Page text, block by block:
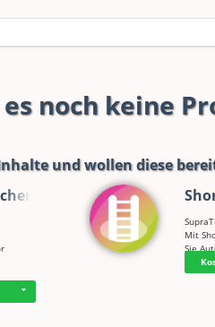
noch keine
und wollen diese
Mit
Sie